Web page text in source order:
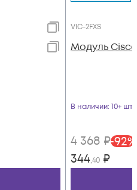
VIC-2FXS
Модуль Cisco
В наличии: 10+ шт
4 368 ₽-92%
344,40 ₽